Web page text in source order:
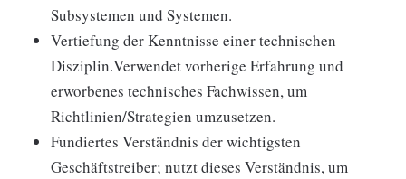
Subsystemen und Systemen.
Vertiefung der Kenntnisse einer technischen
Disziplin.Verwendet vorherige Erfahrung und
erworbenes technisches Fachwissen, um
Richtlinien/Strategien umzusetzen.
Fundiertes Verständnis der wichtigsten
Geschäftstreiber; nutzt dieses Verständnis, um